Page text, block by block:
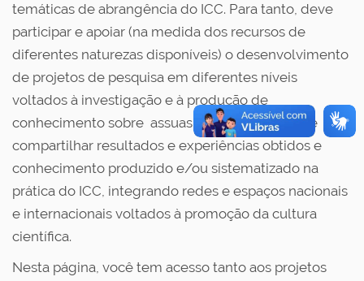
temáticas de abrangência do ICC. Para tanto, deve
participar e apoiar (na medida dos recursos de
diferentes naturezas disponíveis) o desenvolvimento
de projetos de pesquisa em diferentes níveis
voltados à investigação e à produção de
conhecimento sobre assuas áreas de atuação; e
compartilhar resultados e experiências obtidos e
conhecimento produzido e/ou sistematizado na
prática do ICC, integrando redes e espaços nacionais
e internacionais voltados à promoção da cultura
científica.
Nesta página, você tem acesso tanto aos projetos